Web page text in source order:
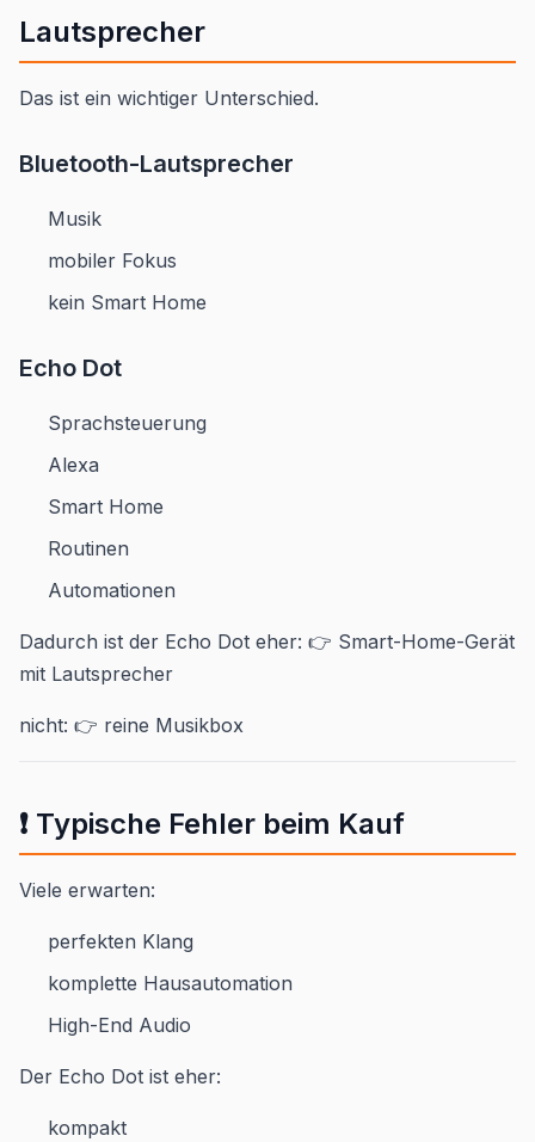
Lautsprecher
Das ist ein wichtiger Unterschied.
Bluetooth-Lautsprecher
Musik
mobiler Fokus
kein Smart Home
Echo Dot
Sprachsteuerung
Alexa
Smart Home
Routinen
Automationen
Dadurch ist der Echo Dot eher: 👉 Smart-Home-Gerät
mit Lautsprecher
nicht: 👉 reine Musikbox
❗ Typische Fehler beim Kauf
Viele erwarten:
perfekten Klang
komplette Hausautomation
High-End Audio
Der Echo Dot ist eher:
kompakt